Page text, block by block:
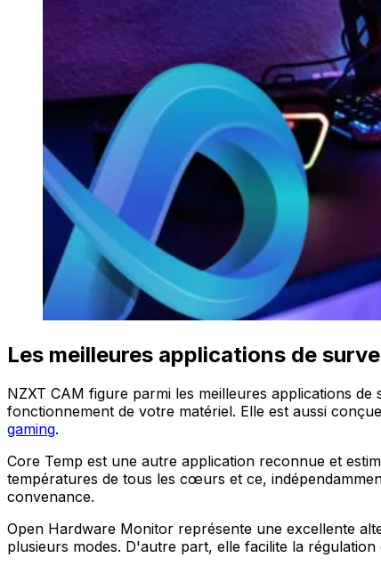
Les meilleures applications de
NZXT CAM figure parmi les meilleures applications
fonctionnement de votre matériel. Elle est aussi
gaming.
Core Temp est une autre application reconnue et
températures de tous les cœurs et ce,
convenance.
Open Hardware Monitor représente une excellente
plusieurs modes. D'autre part, elle facilite la